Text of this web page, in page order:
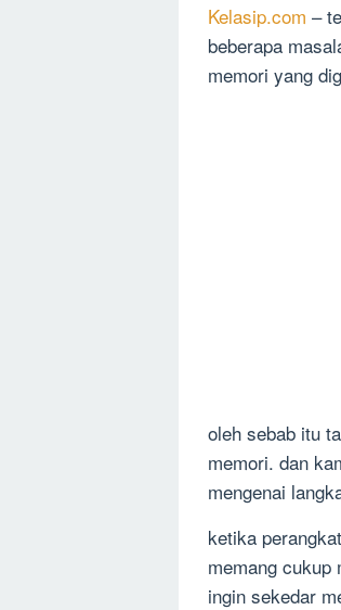
Kelasip.com –
beberapa
memori yang
oleh sebab itu
memori. dan
mengenai
ketika
memang cukup
ingin sekedar